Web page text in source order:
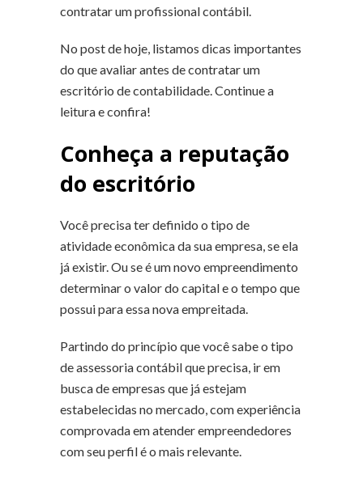
contratar um profissional contábil.
No post de hoje, listamos dicas importantes
do que avaliar antes de contratar um
escritório de contabilidade. Continue a
leitura e confira!
Conheça a reputação
do escritório
Você precisa ter definido o tipo de
atividade econômica da sua empresa, se ela
já existir. Ou se é um novo empreendimento
determinar o valor do capital e o tempo que
possui para essa nova empreitada.
Partindo do princípio que você sabe o tipo
de assessoria contábil que precisa, ir em
busca de empresas que já estejam
estabelecidas no mercado, com experiência
comprovada em atender empreendedores
com seu perfil é o mais relevante.